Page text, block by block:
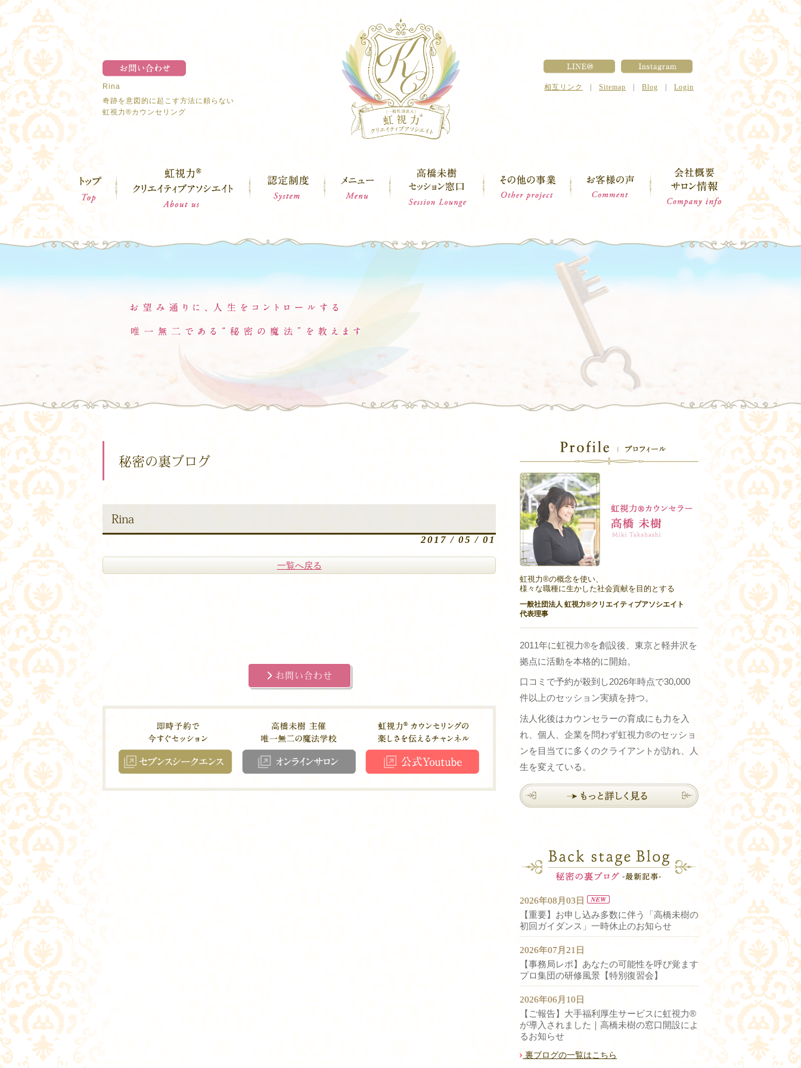
Rina
奇跡を意図的に起こす方法に頼らない
虹視力®︎カウンセリング
相互リンク Sitemap Blog Login
秘密の裏ブログ
Rina
2017 / 05 / 01
一覧へ戻る
お問い合わせ
虹視力®︎の概念を使い、
様々な職種に生かした社会貢献を目的とする
一般社団法人 虹視力®︎クリエイティブアソシエイト
代表理事
2011年に虹視力®︎を創設後、東京と軽井沢を
拠点に活動を本格的に開始。
口コミで予約が殺到し2026年時点で30,000
件以上のセッション実績を持つ。
法人化後はカウンセラーの育成にも力を入
れ、個人、企業を問わず虹視力®のセッショ
ンを目当てに多くのクライアントが訪れ、人
生を変えている。
2026年08月03日
【重要】お申し込み多数に伴う「高橋未樹の
初回ガイダンス」一時休止のお知らせ
2026年07月21日
【事務局レポ】あなたの可能性を呼び覚ます
プロ集団の研修風景【特別復習会】
2026年06月10日
【ご報告】大手福利厚生サービスに虹視力®︎
が導入されました｜高橋未樹の窓口開設によ
るお知らせ
裏ブログの一覧はこちら